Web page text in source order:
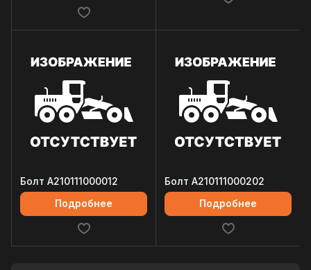
Болт A210111000012
Подробнее
Болт A210111000202
Подробнее